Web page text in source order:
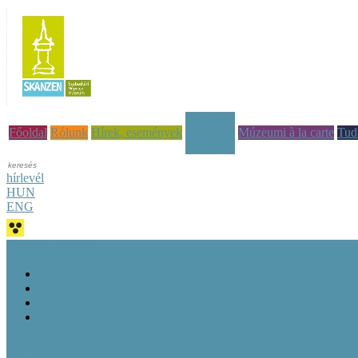
Főoldal Rólunk Hírek, események
Múzeumi à la carte
hírlevél
HUN
ENG